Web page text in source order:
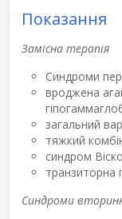
Показання
Замісна терапія
Синдроми
вроджена
загальний
тяжкий
синдром
транзиторна
Синдроми